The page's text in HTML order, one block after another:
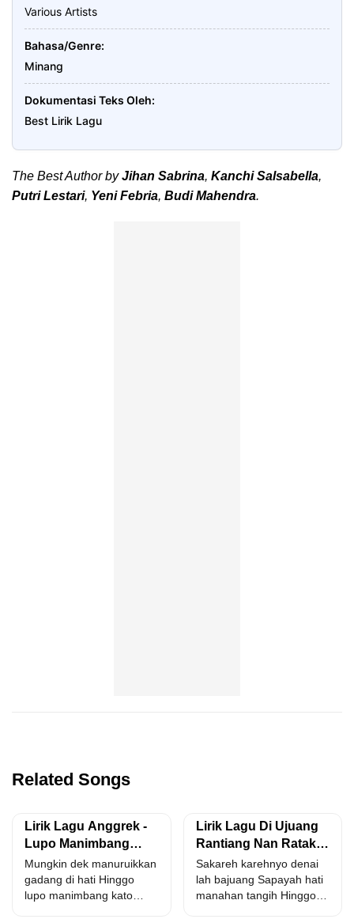
Various Artists
Bahasa/Genre
Minang
Dokumentasi Teks Oleh
Best Lirik Lagu
The Best Author byJihan Sabrina, Kanchi Salsabella,
Putri Lestari, Yeni Febria, Budi Mahendra.
Related Songs
Lirik Lagu Anggrek -
Lupo Manimbang
Kato
Mungkin dek manuruikkan
gadang di hati Hinggo
lupo manimbang kato
Lirik Lagu Di Ujuang
Rantiang Nan Ratak -
Dabee Feat Indah KF
Sakareh karehnyo denai
lah bajuang Sapayah hati
manahan tangih Hinggo